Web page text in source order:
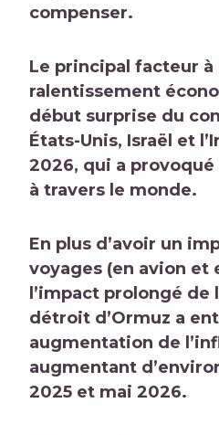
compenser.
Le principal facteur à
ralentissement
début surprise du
États-Unis, Israël et
2026, qui a
à travers le monde.
En plus d’avoir un
voyages (en avion et
l’impact prolongé
détroit d’Ormuz a
augmentation de
augmentant
2025 et mai 2026.